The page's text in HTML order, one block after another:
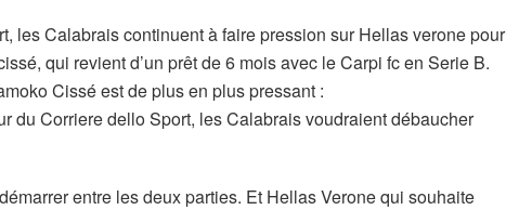
les Calabrais continuent à faire pression sur Hellas verone pour
qui revient d’un prêt de 6 mois avec le Carpi fc en Serie B.
Cissé est de plus en plus pressant :
du Corriere dello Sport, les Calabrais voudraient débaucher
entre les deux parties. Et Hellas Verone qui souhaite